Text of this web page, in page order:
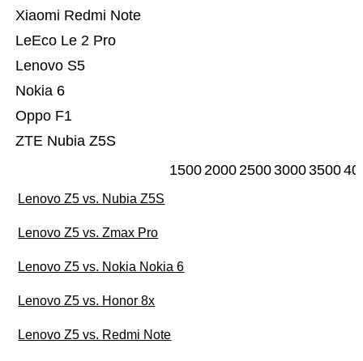
ZTE Nubia Z5S
Oppo F1
Nokia 6
Lenovo S5
LeEco Le 2 Pro
Xiaomi Redmi Note
15002000250030003500
Lenovo Z5 vs. Nubia Z5S
Lenovo Z5 vs. Zmax Pro
Lenovo Z5 vs. Nokia Nokia 6
Lenovo Z5 vs. Honor 8x
Lenovo Z5 vs. Redmi Note